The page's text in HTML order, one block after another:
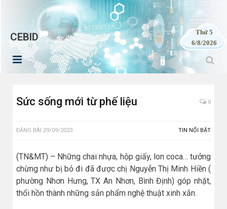
CEBID
Thứ 5
6/8/2026
Sức sống mới từ phế liệu 0
ĐĂNG BÀI 29/09/2023 TIN NỔI BẬT
(TN&MT) – Những chai nhựa, hộp giấy, lon coca… tưởng
chừng như bị bỏ đi đã được chị Nguyễn Thị Minh Hiền (
phường Nhơn Hưng, TX An Nhơn, Bình Định) góp nhặt,
thổi hồn thành những sản phẩm nghệ thuật xinh xắn.